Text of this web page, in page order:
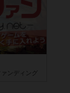
ンディング